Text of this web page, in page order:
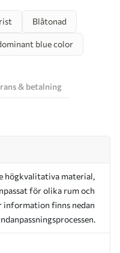
Blåtonad
blue color
& betalning
högkvalitativa material,
för olika rum och
information finns nedan